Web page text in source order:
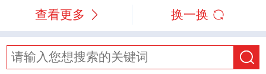
查看更多 换一换